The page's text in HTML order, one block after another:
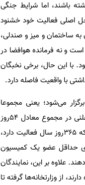
باشند، اما شرایط جنگی
اصلی فعالیت خود خشنود
به ساختمان و میز و صندلی،
و نه فرمانده هوافضا در
با این حال، برخی نخبگان
با واقعیت فاصله دارد.
3هفته جلسه علنی دارد و در هر هفته نیز 3جلسه 4ساعته برگزار می‌شود؛ یعنی مجموعا
۳۶ساعت در‌ ماه و حدود ۴۳۲ساعت در سال. اگر هر روز کاری را 8ساعت در نظر بگیریم، صحن علنی در مجموع معادل ۵۴روز
کاری در سال فعال است. اما آیا مجلس صرفا صحن علنی است؟ قطعا خیر. مجلس نهادی است که ۳۶۵روز سال فعالیت دارد،
حداقل عضو یک کمیسیون
علاوه بر این، نمایندگان
از وزارتخانه‌ها گرفته تا